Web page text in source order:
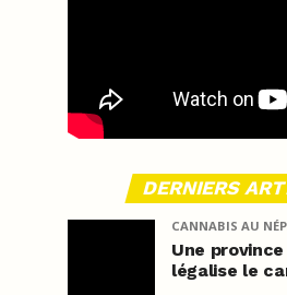
DERNIERS
CANNABIS AU
Une
légalise le